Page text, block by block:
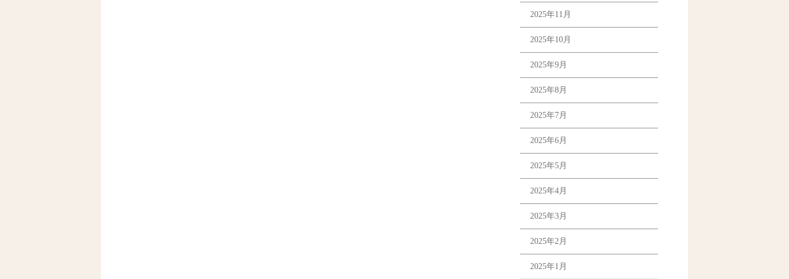
2025年11月
2025年10月
2025年9月
2025年8月
2025年7月
2025年6月
2025年5月
2025年4月
2025年3月
2025年2月
2025年1月